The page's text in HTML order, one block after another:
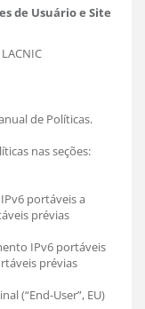
de Usuário e Site
de Políticas.
nas seções:
portáveis a
prévias
IPv6 portáveis
prévias
(“End-User”, EU)